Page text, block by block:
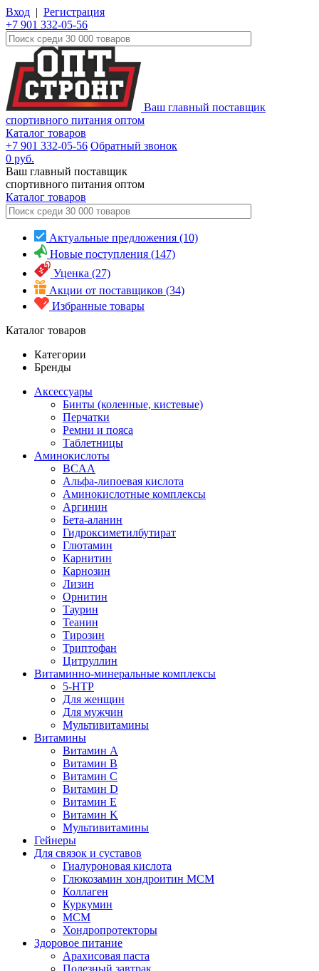
Вход | Регистрация
+7 901 332-05-56
Ваш главный поставщик
спортивного питания оптом
Каталог товаров
+7 901 332-05-56 Обратный звонок
0 руб.
Ваш главный поставщик
спортивного питания оптом
Каталог товаров
Актуальные предложения (10)
Новые поступления (147)
Уценка (27)
Акции от поставщиков (34)
Избранные товары
Каталог товаров
Категории
Бренды
Аксессуары
Бинты (коленные, кистевые)
Перчатки
Ремни и пояса
Таблетницы
Аминокислоты
BCAA
Альфа-липоевая кислота
Аминокислотные комплексы
Аргинин
Бета-аланин
Гидроксиметилбутират
Глютамин
Карнитин
Карнозин
Лизин
Орнитин
Таурин
Теанин
Тирозин
Триптофан
Цитруллин
Витаминно-минеральные комплексы
5-HTP
Для женщин
Для мужчин
Мультивитамины
Витамины
Витамин A
Витамин B
Витамин C
Витамин D
Витамин E
Витамин K
Мультивитамины
Гейнеры
Для связок и суставов
Гиалуроновая кислота
Глюкозамин хондроитин МСМ
Коллаген
Куркумин
МСМ
Хондропротекторы
Здоровое питание
Арахисовая паста
Полезный завтрак